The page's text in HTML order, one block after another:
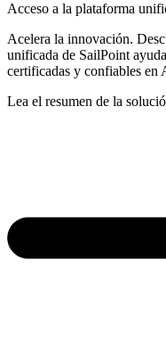
Acceso a la plataforma
Acelera la innovación.
unificada de SailPoint
certificadas y confiables en
Lea el resumen de la